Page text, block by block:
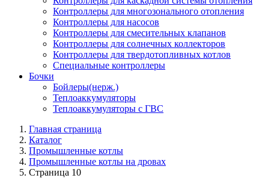
Контроллеры для многозонального отопления
Контроллеры для насосов
Контроллеры для смесительных клапанов
Контроллеры для солнечных коллекторов
Контроллеры для твердотопливных котлов
Специальные контроллеры
Бочки
Бойлеры(нерж.)
Теплоаккумуляторы
Теплоаккумуляторы с ГВС
Главная страница
Каталог
Промышленные котлы
Промышленные котлы на дровах
Страница 10